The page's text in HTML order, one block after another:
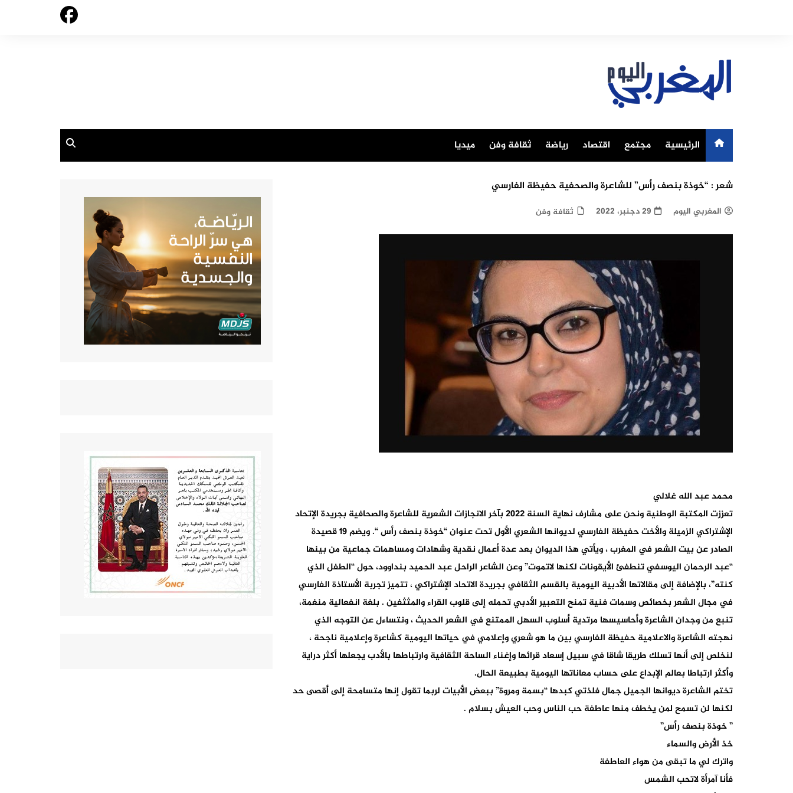
الرئيسية مجتمع اقتصاد رياضة ثقافة وفن ميديا
شعر : “خوذة بنصف رأس” للشاعرة والصحفية حفيظة الفارسي
المغربي اليوم 29 دجنبر، 2022 ثقافة وفن
محمد عبد الله غلالي
تعززت المكتبة الوطنية ونحن على مشارف نهاية السنة 2022 بآخر الانجازات الشعرية للشاعرة والصحافية بجريدة الإتحاد
الإشتراكي الزميلة والأخت حفيظة الفارسي لديوانها الشعري الأول تحت عنوان “خوذة بنصف رأس “. ويضم 19 قصيدة
الصادر عن بيت الشعر في المغرب ، ويأتي هذا الديوان بعد عدة أعمال نقدية وشهادات ومساهمات جماعية من بينها
“عبد الرحمان اليوسفي تنطفئ الأيقونات لكنها لاتموت” وعن الشاعر الراحل عبد الحميد بنداوود، حول “الطفل الذي
كنته”، بالإضافة إلى مقالاتها الأدبية اليومية بالقسم الثقافي بجريدة الاتحاد الإشتراكي ، تتميز تجربة الأستاذة الفارسي
في مجال الشعر بخصائص وسمات فنية تمنح التعبير الأدبي تحمله إلى قلوب القراء والمثثفين . بلغة انفعالية منغمة،
تنبع من وجدان الشاعرة وأحاسيسها مرتدية أسلوب السهل الممتنع في الشعر الحديث ، ونتساءل عن التوجه الذي
نهجته الشاعرة والاعلامية حفيظة الفارسي بين ما هو شعري وإعلامي في حياتها اليومية كشاعرة وإعلامية ناجحة ،
لنخلص إلى أنها تسلك طريقا شاقا في سبيل إسعاد قرائها وإغناء الساحة الثقافية وارتباطها بالأدب يجعلها أكثر دراية
وأكثر ارتباطا بعالم الإبداع على حساب معاناتها اليومية بطبيعة الحال.
تختم الشاعرة ديوانها الجميل جمال فلذتي كبدها “بسمة ومروة” ببعض الأبيات لربما تقول إنها متسامحة إلى أقصى حد
لكنها لن تسمح لمن يخطف منها عاطفة حب الناس وحب العيش بسلام .
” خوذة بنصف رأس”
خذ الأرض والسماء
واترك لي ما تبقى من هواء العاطفة
فأنا آمرأة لاتحب الشمس